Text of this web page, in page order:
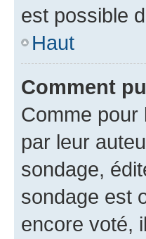
est possible
Haut
Comment
Comme pour
par leur
sondage,
sondage est
encore voté,